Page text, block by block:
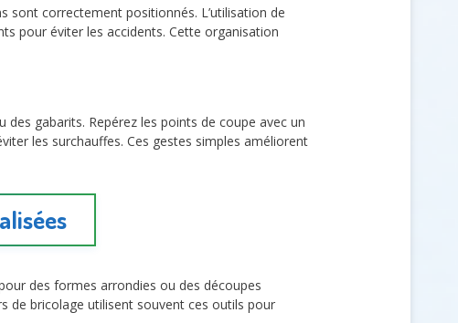
sont correctement positionnés. L’utilisation de
pour éviter les accidents. Cette organisation
gabarits. Repérez les points de coupe avec un
les surchauffes. Ces gestes simples améliorent
des formes arrondies ou des découpes
de bricolage utilisent souvent ces outils pour